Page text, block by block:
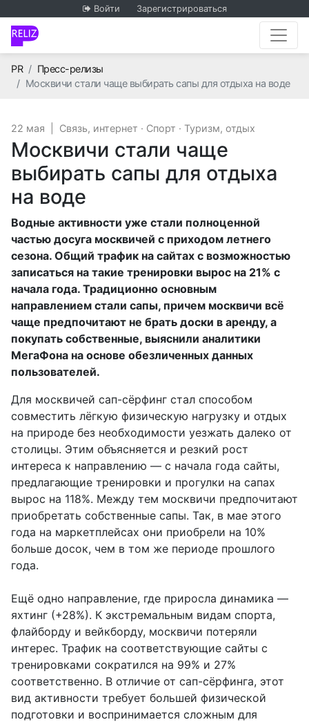
Войти Зарегистрироваться
PRГлавная
Пресс-релизы
Москвичи стали чаще выбирать сапы для отдыха на воде
22 мая Связь, интернет · Спорт · Туризм, отдых
Москвичи стали чаще
выбирать сапы для отдыха
на воде
Водные активности уже стали полноценной
частью досуга москвичей с приходом летнего
сезона. Общий трафик на сайтах с возможностью
записаться на такие тренировки вырос на 21% с
начала года. Традиционно основным
направлением стали сапы, причем москвичи всё
чаще предпочитают не брать доски в аренду, а
покупать собственные, выяснили аналитики
МегаФона на основе обезличенных данных
пользователей.
Для москвичей сап-сёрфинг стал способом
совместить лёгкую физическую нагрузку и отдых
на природе без необходимости уезжать далеко от
столицы. Этим объясняется и резкий рост
интереса к направлению — с начала года сайты,
предлагающие тренировки и прогулки на сапах
вырос на 118%. Между тем москвичи предпочитают
приобретать собственные сапы. Так, в мае этого
года на маркетплейсах они приобрели на 10%
больше досок, чем в том же периоде прошлого
года.
Ещё одно направление, где приросла динамика —
яхтинг (+28%). К экстремальным видам спорта,
флайборду и вейкборду, москвичи потеряли
интерес. Трафик на соответствующие сайты с
тренировками сократился на 99% и 27%
соответственно. В отличие от сап-сёрфинга, этот
вид активности требует большей физической
подготовки и воспринимается сложным для